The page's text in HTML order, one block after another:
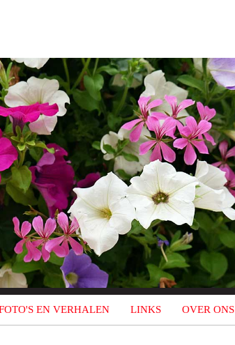
EN VERHALEN LINKS OVER ONS